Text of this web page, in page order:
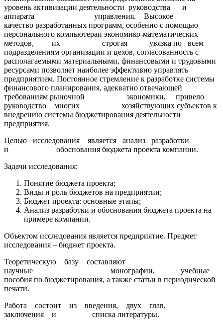
уровень активизации деятельности руководства и
аппарата управления. Высокое
качество разработанных программ, особенно с помощью
персонального компьютераи экономико-математических
методов, их строгая увязка по всем
подразделениям организации и цехов, согласованность с
располагаемыми материальными, финансовыми и трудовыми
ресурсами позволяет наиболее эффективно управлять
предприятием. Постоянное стремление к разработке системы
финансового планирования, адекватно отвечающей
требованиям рыночной экономики, привело
руководство многих хозяйствующих субъектов к
внедрению системы бюджетирования деятельности
предприятия.
Целью исследования является анализ разработки
и обоснования бюджета проекта компании.
Задачи исследования:
Понятие бюджета проекта;
Виды и роль бюджетов на предприятии;
Бюджет проекта: основные этапы;
Анализ разработки и обоснования бюджета проекта на
примере компании.
Объектом исследования является предприятие. Предмет
исследования – бюджет проекта.
Теоретическую базу составляют
научные монографии, учебные
пособия по бюджетирования, а также статьи в периодической
печати.
Работа состоит из введения, двух глав,
заключения и списка литературы.